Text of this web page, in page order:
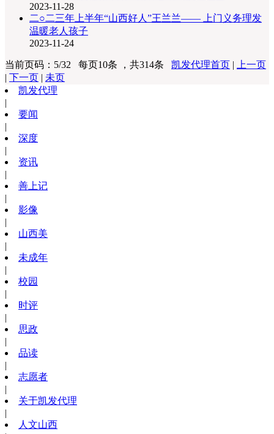
2023-11-28
二○二三年上半年“山西好人”王兰兰—— 上门义务理发
温暖老人孩子
2023-11-24
当前页码：5/32 每页10条 ，共314条 凯发代理首页 |
上一页
| 下一页 | 未页
凯发代理
|
要闻
|
深度
|
资讯
|
善上记
|
影像
|
山西美
|
未成年
|
校园
|
时评
|
思政
|
品读
|
志愿者
|
关于凯发代理
|
人文山西